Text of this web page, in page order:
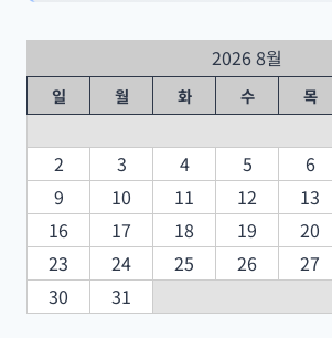
2026 8월
일 월 화 수 목
2
3 4 5 6
9
10 11 12 13
16
17 18 19 20
23
24 25 26 27
30
31